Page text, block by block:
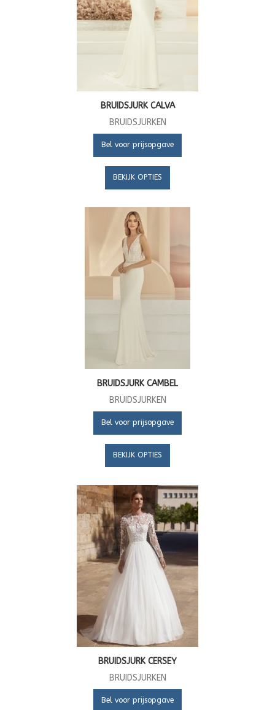
BRUIDSJURK CALVA
BRUIDSJURKEN
Bel voor prijsopgave
BEKIJK OPTIES
BRUIDSJURK CAMBEL
BRUIDSJURKEN
Bel voor prijsopgave
BEKIJK OPTIES
BRUIDSJURK CERSEY
BRUIDSJURKEN
Bel voor prijsopgave